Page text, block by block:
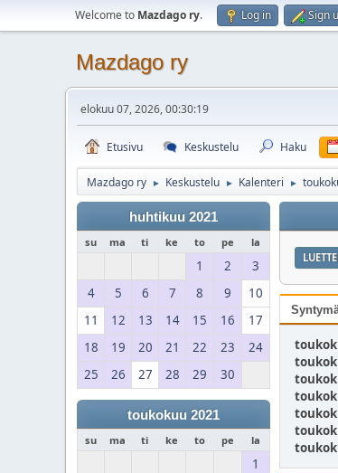
Welcome to Mazdago ry. Log in Sign
Mazdago ry
elokuu 07, 2026, 00:30:19
Etusivu Keskustelu Haku
Mazdago ry ► Keskustelu ► Kalenteri ►
huhtikuu 2021
su ma ti ke to pe la
1 2
3
4
5 6 7 8 9
10
11
12 13 14 15 16
17
18
19 20 21 22 23
24
25
26 27 28 29 30
toukokuu 2021
su ma ti ke to pe la
1